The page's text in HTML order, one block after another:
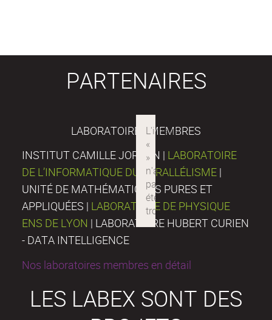
PARTENAIRES
LABORATOIRES MEMBRES
INSTITUT CAMILLE JORDAN | LABORATOIRE
DE L’INFORMATIQUE DU PARALLÉLISME |
UNITÉ DE MATHÉMATIQUES PURES ET
APPLIQUÉES | LABORATOIRE DE PHYSIQUE
ENS DE LYON | LABORATOIRE HUBERT CURIEN
- DATA INTELLIGENCE
Nos laboratoires membres en détail
LES LABEX SONT DES